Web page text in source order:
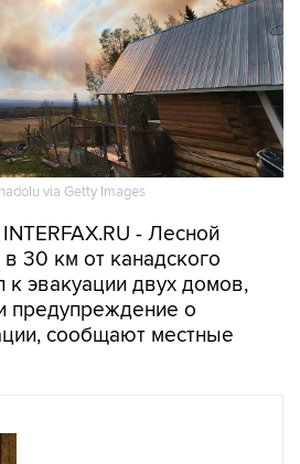
via Getty Images
- Лесной
30 км от канадского
к эвакуации двух домов,
предупреждение о
сообщают местные